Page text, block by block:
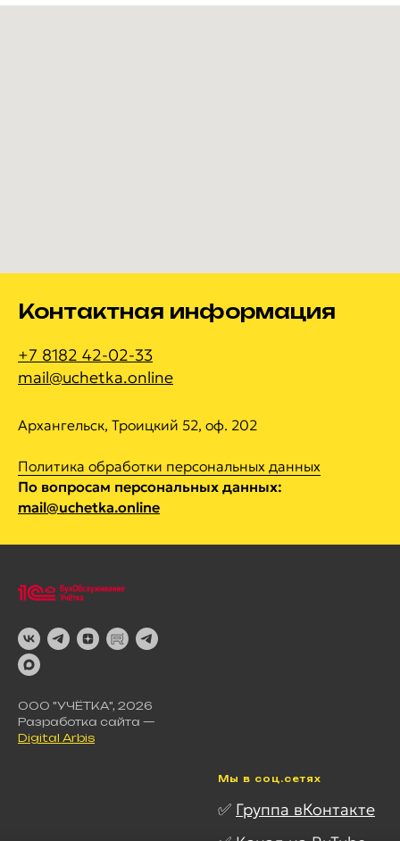
Контактная информация
+7 8182 42-02-33
mail@uchetka.online
Архангельск, Троицкий 52, оф. 202
Политика обработки персональных данных
По вопросам персональных данных:
mail@uchetka.online
ООО "УЧЁТКА", 2026
Разработка сайта —
Digital Arbis
Мы в соц.сетях
✅ Группа вКонтакте